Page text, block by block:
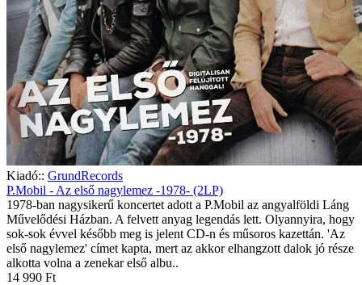
Kiadó:: GrundRecords
P.Mobil - Az első nagylemez -1978- (2LP)
1978-ban nagysikerű koncertet adott a P.Mobil az angyalföldi Láng
Művelődési Házban. A felvett anyag legendás lett. Olyannyira, hogy
sok-sok évvel később meg is jelent CD-n és műsoros kazettán. 'Az
első nagylemez' címet kapta, mert az akkor elhangzott dalok jó része
alkotta volna a zenekar első albu..
14 990 Ft